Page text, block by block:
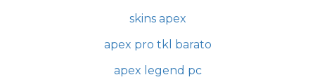
skins apex
apex pro tkl barato
apex legend pc